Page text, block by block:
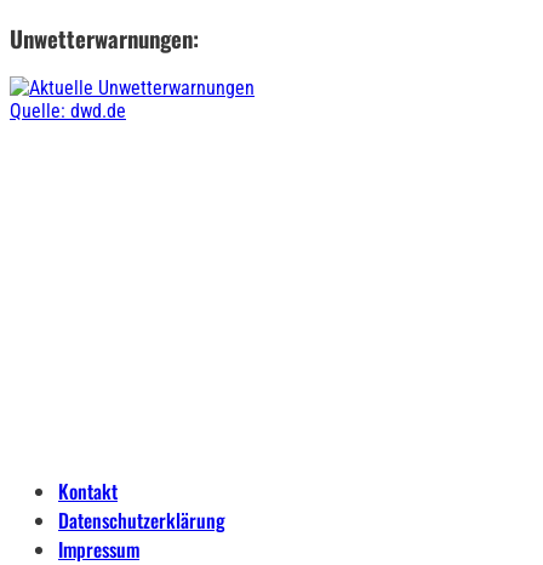
Unwetterwarnungen:
Quelle: dwd.de
Kontakt
Datenschutzerklärung
Impressum